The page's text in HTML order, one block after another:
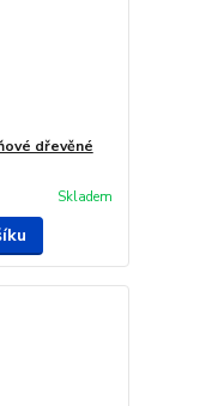
dřevěné
Skladem